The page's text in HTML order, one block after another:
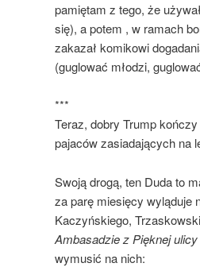
pamiętam z tego, że
się), a potem , w ramach
zakazał komikowi
(guglować młodzi,
***
Teraz, dobry Trump
pajaców zasiadających na
Swoją drogą, ten Duda to
za parę miesięcy wyląduje
Kaczyńskiego,
Ambasadzie z Pięknej ulicy
wymusić na nich: